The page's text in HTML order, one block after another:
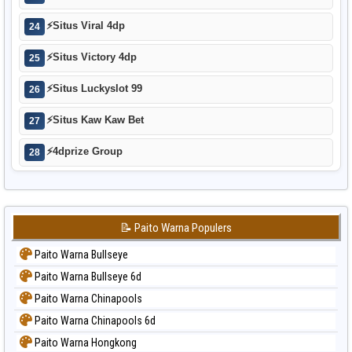
24 ⚡Situs Viral 4dp
25 ⚡Situs Victory 4dp
26 ⚡Situs Luckyslot 99
27 ⚡Situs Kaw Kaw Bet
28 ⚡4dprize Group
📝 Paito Warna Populers
Paito Warna Bullseye
Paito Warna Bullseye 6d
Paito Warna Chinapools
Paito Warna Chinapools 6d
Paito Warna Hongkong